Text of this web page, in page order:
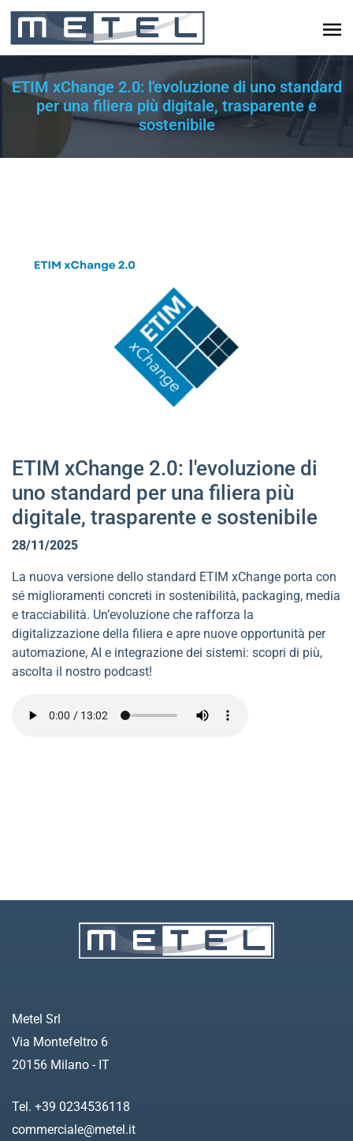
ETIM xChange 2.0: l'evoluzione di uno standard
per una filiera più digitale, trasparente e
sostenibile
ETIM xChange 2.0: l'evoluzione di
uno standard per una filiera più
digitale, trasparente e sostenibile
28/11/2025
La nuova versione dello standard ETIM xChange porta con
sé miglioramenti concreti in sostenibilità, packaging, media
e tracciabilità. Un’evoluzione che rafforza la
digitalizzazione della filiera e apre nuove opportunità per
automazione, AI e integrazione dei sistemi: scopri di più,
ascolta il nostro podcast!
Metel Srl
Via Montefeltro 6
20156 Milano - IT
Tel. +39 0234536118
commerciale@metel.it